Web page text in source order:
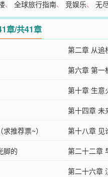
、全球旅行指南、竞娱乐、无
章/共41章
第二章 从追
第六章 第一
第十章 生意
第十四章 未
推荐票~）
第十八章 见
脚的
第二十二章
第二十六章